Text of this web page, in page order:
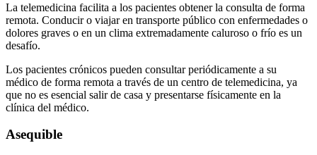
La telemedicina facilita a los pacientes obtener la consulta de forma
remota. Conducir o viajar en transporte público con enfermedades o
dolores graves o en un clima extremadamente caluroso o frío es un
desafío.
Los pacientes crónicos pueden consultar periódicamente a su
médico de forma remota a través de un centro de telemedicina, ya
que no es esencial salir de casa y presentarse físicamente en la
clínica del médico.
Asequible